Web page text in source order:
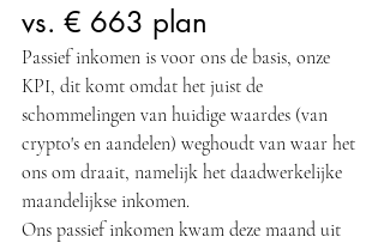
vs. € 663 plan
Passief inkomen is voor ons de basis, onze
KPI, dit komt omdat het juist de
schommelingen van huidige waardes (van
crypto's en aandelen) weghoudt van waar het
ons om draait, namelijk het daadwerkelijke
maandelijkse inkomen.
Ons passief inkomen kwam deze maand uit